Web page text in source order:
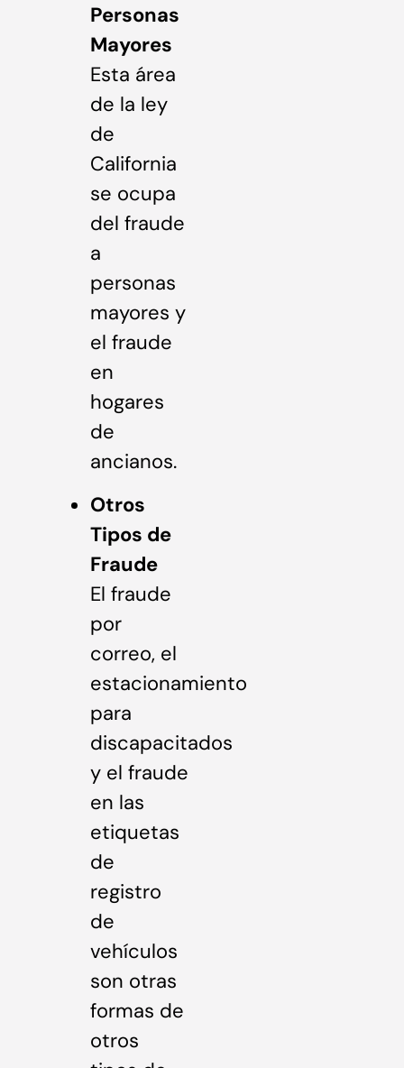
Personas
Mayores
Esta área
de la ley
de
California
se ocupa
del fraude
a
personas
mayores y
el fraude
en
hogares
de
ancianos.
Otros
Tipos de
Fraude
El fraude
por
correo, el
estacionamiento
para
discapacitados
y el fraude
en las
etiquetas
de
registro
de
vehículos
son otras
formas de
otros